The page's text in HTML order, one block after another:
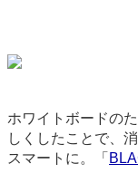
ホワイトボードの
しくしたことで、
スマートに。「